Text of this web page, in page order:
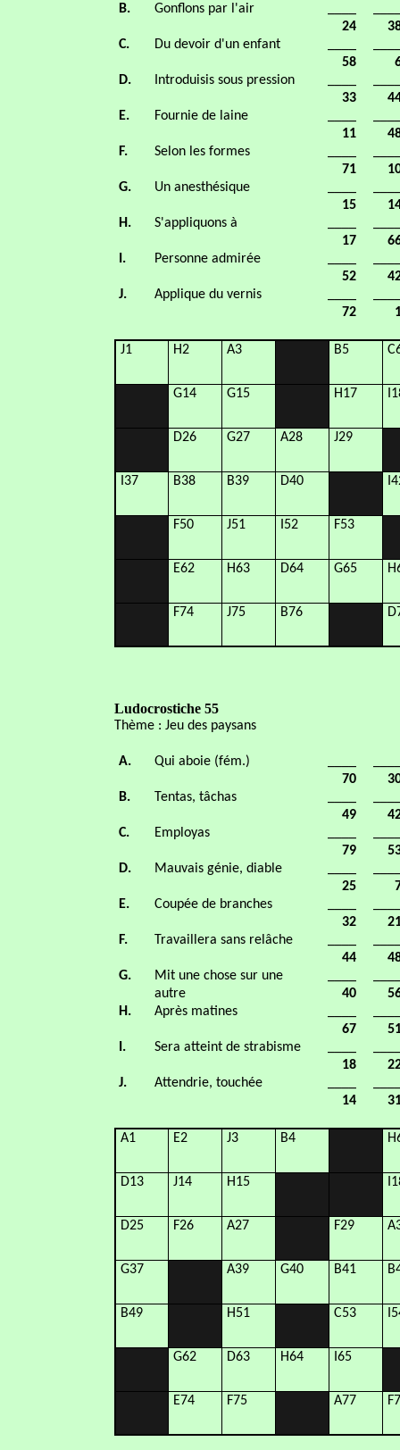
B.
Gonflons par l'air
24
C.
Du devoir d'un enfant
58
D.
Introduisis sous pression
33
E.
Fournie de laine
11
F.
Selon les formes
71
G.
Un anesthésique
15
H.
S'appliquons à
17
I.
Personne admirée
52
J.
Applique du vernis
72
J1 H2 A3 B5
G14 G15 H17
D26 G27 A28 J29
I37 B38 B39 D40
F50 J51 I52 F53
E62 H63 D64 G65
F74 J75 B76
Ludocrostiche 55
Thème : Jeu des paysans
A. Qui aboie (fém.)
70
B.
Tentas, tâchas
49
C.
Employas
79
D.
Mauvais génie, diable
25
E.
Coupée de branches
32
F.
Travaillera sans relâche
44
G.
Mit une chose sur une
autre
40
H.
Après matines
67
I.
Sera atteint de strabisme
18
J.
Attendrie, touchée
14
A1 E2 J3 B4
D13 J14 H15
D25 F26 A27 F29
G37 A39 G40 B41
B49 H51 C53
G62 D63 H64 I65
E74 F75 A77